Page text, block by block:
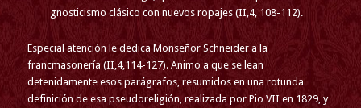
gnosticismo clásico con nuevos ropajes (II,4, 108-112).
Especial atención le dedica Monseñor Schneider a la
francmasonería (II,4,114-127). Animo a que se lean
detenidamente esos parágrafos, resumidos en una rotunda
definición de esa pseudoreligión, realizada por Pio VII en 1829, y